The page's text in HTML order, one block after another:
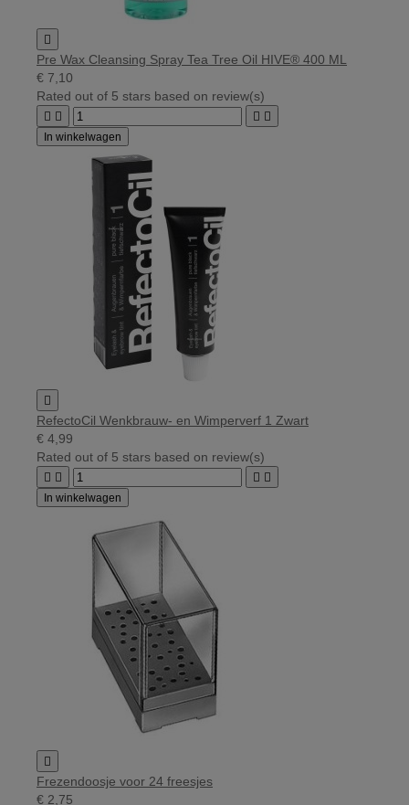

Pre Wax Cleansing Spray Tea Tree Oil HIVE® 400 ML
€ 7,10
Rated out of 5 stars based on review(s)
   
In winkelwagen

RefectoCil Wenkbrauw- en Wimperverf 1 Zwart
€ 4,99
Rated out of 5 stars based on review(s)
   
In winkelwagen

Frezendoosje voor 24 freesjes
€ 2,75